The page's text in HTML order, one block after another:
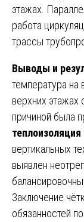
этажах.
работа
трассы
Выводы и
температура на
верхних этажах
причиной была
теплоизоляция
вертикальных
выявлен
Заключение
обязанностей